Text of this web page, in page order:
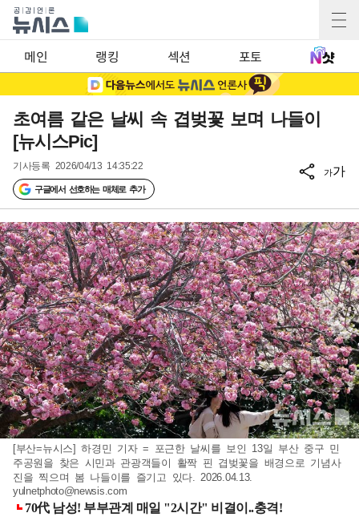
메인 랭킹 섹션 포토
초여름 같은 날씨 속 겹벚꽃 보며 나들이
[뉴시스Pic]
기사등록 2026/04/13 14:35:22
구글에서 선호하는 매체로 추가
가가
[부산=뉴시스] 하경민 기자 = 포근한 날씨를 보인 13일 부산 중구 민
주공원을 찾은 시민과 관광객들이 활짝 핀 겹벚꽃을 배경으로 기념사
진을 찍으며 봄 나들이를 즐기고 있다. 2026.04.13.
yulnetphoto@newsis.com